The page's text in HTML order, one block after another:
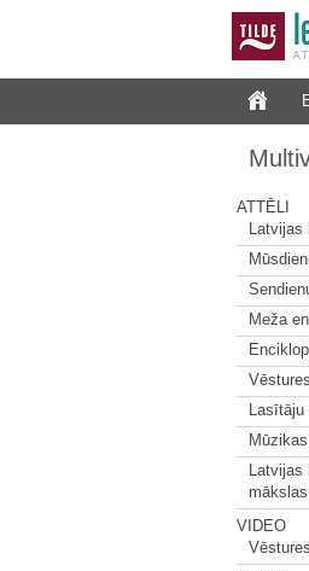
ATTĒLI
Latvijas
Meža
Latvijas
VIDEO